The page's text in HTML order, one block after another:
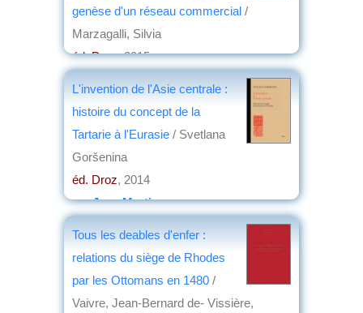
genèse d'un réseau commercial /
Marzagalli, Silvia
éd. Droz, 2015
L'invention de l'Asie centrale :
histoire du concept de la
Tartarie à l'Eurasie / Svetlana
Goršenina
éd. Droz, 2014
parJean Martin
Tous les deables d'enfer :
relations du siège de Rhodes
par les Ottomans en 1480 /
Vaivre, Jean-Bernard de- Vissière,